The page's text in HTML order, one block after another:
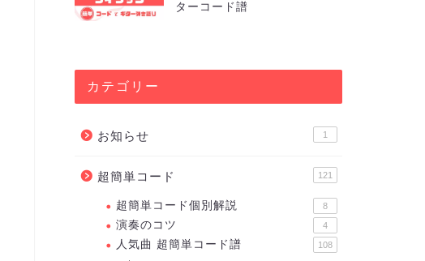
ターコード譜
カテゴリー
お知らせ 1
超簡単コード 121
超簡単コード個別解説 8
演奏のコツ 4
人気曲 超簡単コード譜 108